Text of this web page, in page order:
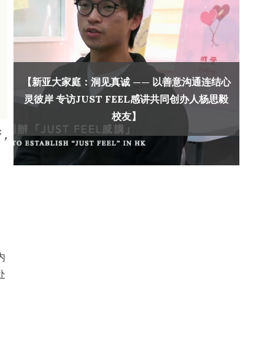
【新亚大家庭：洞见真诚 —— 以善意沟通连结心
灵彼岸 专访JUST FEEL感讲共同创办人杨思毅
校友】